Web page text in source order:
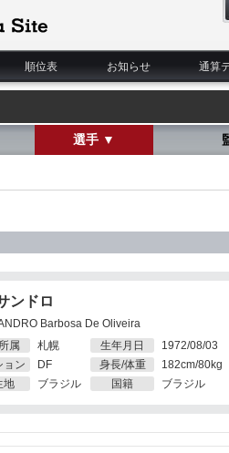
順位表 お知らせ 通算
選手 ▼
ンドロ
Barbosa De Oliveira
属
札幌
ョン
DF
地
ブラジル
生年月日
1972/08/03
身長/体重
182cm/80kg
国籍
ブラジル